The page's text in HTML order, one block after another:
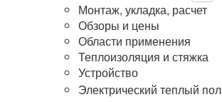
Монтаж, укладка, расчет
Обзоры и цены
Области применения
Теплоизоляция и стяжка
Устройство
Электрический теплый пол